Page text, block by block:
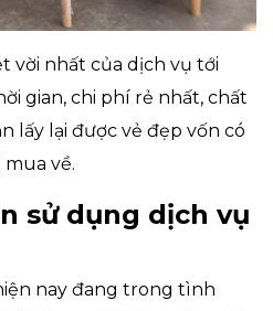
vời nhất của dịch vụ tới
gian, chi phí rẻ nhất, chất
lấy lại được vẻ đẹp vốn có
mua về.
sử dụng dịch vụ
nay đang trong tình